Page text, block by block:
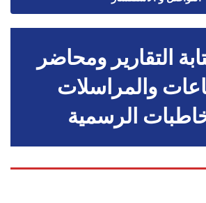
التقارير ومحاضر
والمراسلات
الرسمية